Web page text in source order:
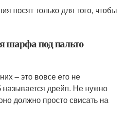
носят только для того, чтобы
шарфа под пальто
– это вовсе его не
называется дрейп. Не нужно
должно просто свисать на